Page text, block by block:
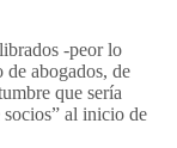
-peor lo
abogados, de
que sería
al inicio de